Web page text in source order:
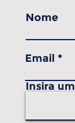
Nome
Email
Insira